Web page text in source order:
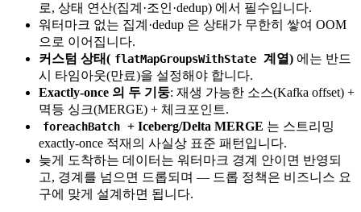
로, 상태 연산(집계·조인·dedup) 에서 필수입니다.
워터마크 없는 집계·dedup 은 상태가 무한히 쌓여 OOM
으로 이어집니다.
커스텀 상태( flatMapGroupsWithState 계열) 에는 반드
시 타임아웃(만료)을 설정해야 합니다.
Exactly-once 의 두 기둥: 재생 가능한 소스(Kafka offset) +
멱등 싱크(MERGE) + 체크포인트.
foreachBatch + Iceberg/Delta MERGE 는 스트리밍
exactly-once 적재의 사실상 표준 패턴입니다.
늦게 도착하는 데이터는 워터마크 경계 안이면 반영되
고, 경계를 넘으면 드롭되며 — 드롭 정책은 비즈니스 요
구에 맞게 설계하면 됩니다.